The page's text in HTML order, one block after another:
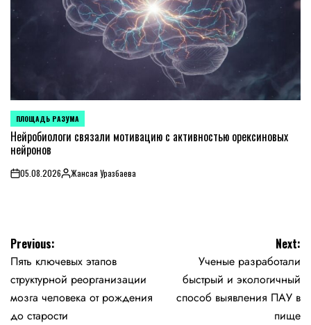
POSTED
IN
ПЛОЩАДЬ РАЗУМА
Нейробиологи связали мотивацию с активностью орексиновых
нейронов
on05.08.2026PostedЖансая Уразбаева
Навигация
по
записям
Previous:
Пять ключевых этапов
структурной реорганизации
мозга человека от рождения
до старости
Next:
Ученые разработали
быстрый и экологичный
способ выявления ПАУ в
пище